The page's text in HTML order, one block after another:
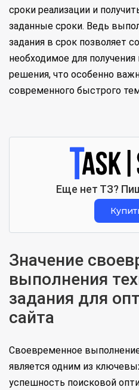
сроки реализации и
заданные сроки. Ведь
задания в срок позволяет
необходимое для получения
решения, что особенно
современного быстрого
Еще нет ТЗ?
Значение
выполнения
задания для
сайта
Своевременное
является одним из
успешность поисковой